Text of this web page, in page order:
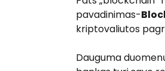
pavadinimas-
kriptovaliutos
Dauguma